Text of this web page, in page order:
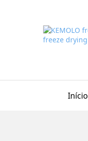
Início